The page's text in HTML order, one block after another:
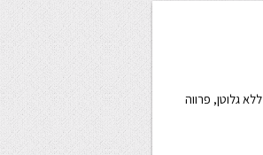
ללא גלוטן, פרווה